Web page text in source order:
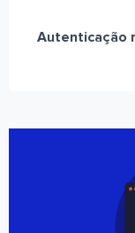
Autenticação